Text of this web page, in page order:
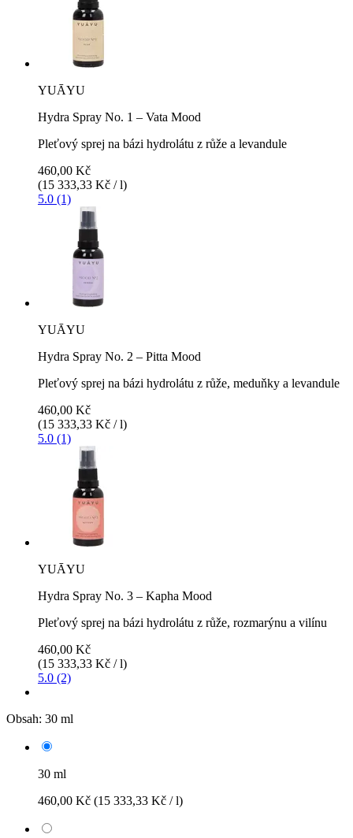
YUĀYU
Hydra Spray No. 1 – Vata Mood
Pleťový sprej na bázi hydrolátu z růže a levandule
460,00 Kč
(15 333,33 Kč / l)
5.0 (1)
YUĀYU
Hydra Spray No. 2 – Pitta Mood
Pleťový sprej na bázi hydrolátu z růže, meduňky a levandule
460,00 Kč
(15 333,33 Kč / l)
5.0 (1)
YUĀYU
Hydra Spray No. 3 – Kapha Mood
Pleťový sprej na bázi hydrolátu z růže, rozmarýnu a vilínu
460,00 Kč
(15 333,33 Kč / l)
5.0 (2)
Obsah: 30 ml
30 ml
460,00 Kč (15 333,33 Kč / l)